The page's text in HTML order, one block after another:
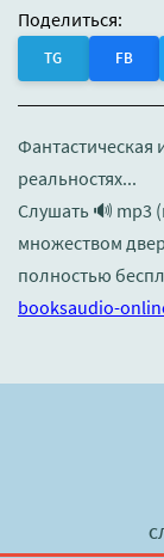
Поделиться:
TG FB
реальностях...
Слушать 🔊 mp3
множеством
полностью
booksaudio-